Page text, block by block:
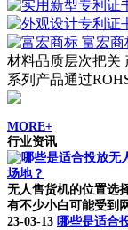
富宏商
材料品质层次把关
系列产品通过
MORE+
行业资讯
场地？
无人售货机的位置选
有不少小白可能受到
23-03-13 哪些是适合